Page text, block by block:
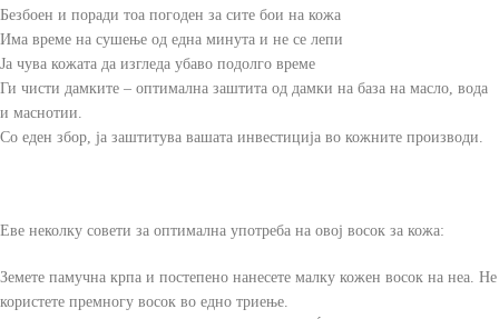
Безбоен и поради тоа погоден за сите бои на кожа
Има време на сушење од една минута и не се лепи
Ја чува кожата да изгледа убаво подолго време
Ги чисти дамките – оптимална заштита од дамки на база на масло, вода
и маснотии.
Со еден збор, ја заштитува вашата инвестиција во кожните производи.
Еве неколку совети за оптимална употреба на овој восок за кожа:
Земете памучна крпа и постепено нанесете малку кожен восок на неа. Не
користете премногу восок во едно триење.